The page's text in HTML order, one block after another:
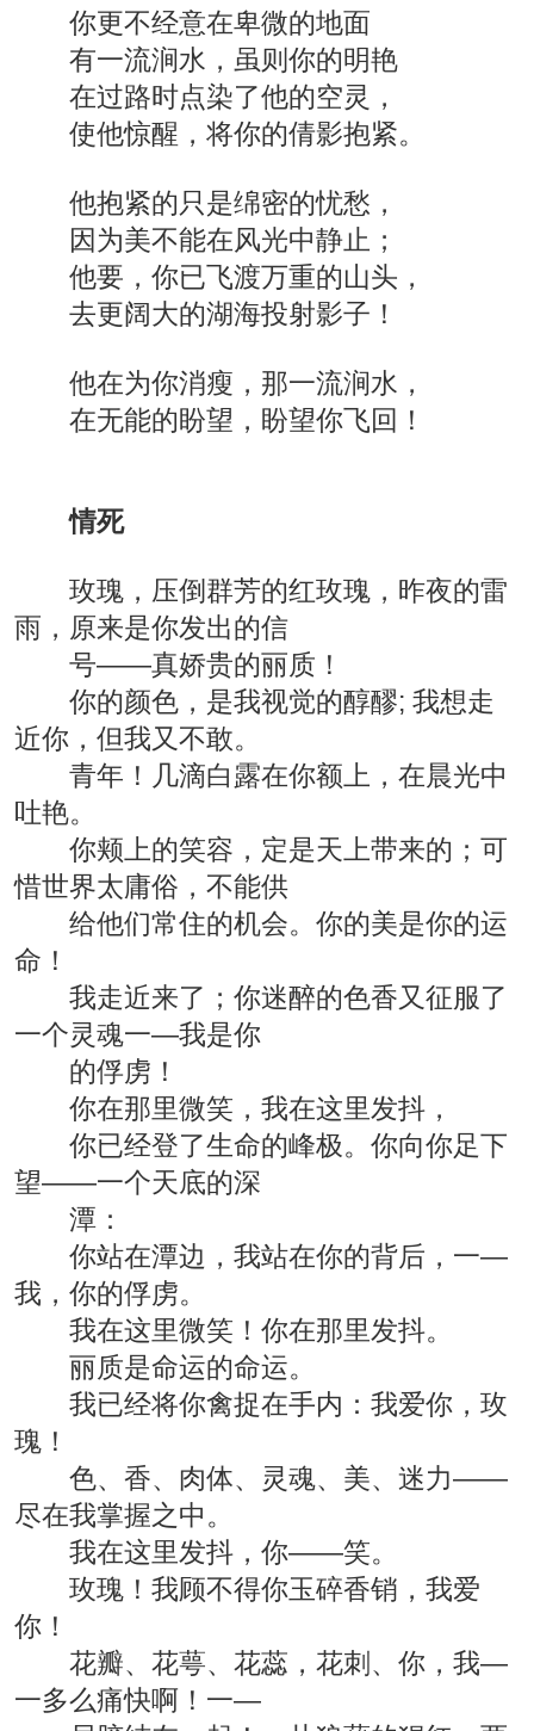
你更不经意在卑微的地面
有一流涧水，虽则你的明艳
在过路时点染了他的空灵，
使他惊醒，将你的倩影抱紧。
他抱紧的只是绵密的忧愁，
因为美不能在风光中静止；
他要，你已飞渡万重的山头，
去更阔大的湖海投射影子！
他在为你消瘦，那一流涧水，
在无能的盼望，盼望你飞回！
情死
玫瑰，压倒群芳的红玫瑰，昨夜的雷
雨，原来是你发出的信
号——真娇贵的丽质！
你的颜色，是我视觉的醇醪; 我想走
近你，但我又不敢。
青年！几滴白露在你额上，在晨光中
吐艳。
你颊上的笑容，定是天上带来的；可
惜世界太庸俗，不能供
给他们常住的机会。你的美是你的运
命！
我走近来了；你迷醉的色香又征服了
一个灵魂一—我是你
的俘虏！
你在那里微笑，我在这里发抖，
你已经登了生命的峰极。你向你足下
望——一个天底的深
潭：
你站在潭边，我站在你的背后，一—
我，你的俘虏。
我在这里微笑！你在那里发抖。
丽质是命运的命运。
我已经将你禽捉在手内：我爱你，玫
瑰！
色、香、肉体、灵魂、美、迷力——
尽在我掌握之中。
我在这里发抖，你——笑。
玫瑰！我顾不得你玉碎香销，我爱
你！
花瓣、花萼、花蕊，花刺、你，我—
一多么痛快啊！一—